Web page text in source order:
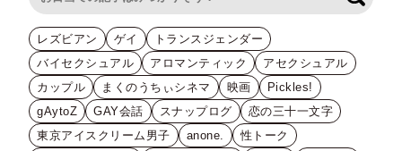
レズビアン ゲイ
トランスジェンダー
バイセクシュアル
アロマンティック
アセクシュアル
カップル
まくのうちぃシネマ 映画
Pickles!
gAytoZ
GAY会話 スナップログ
恋の三十一文字
東京アイスクリーム男子
anone.
性トーク